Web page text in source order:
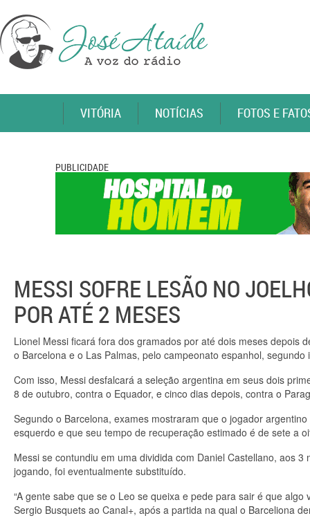
VITÓRIA NOTÍCIAS FOTOS E
PUBLICIDADE
MESSI SOFRE LESÃO NO
POR ATÉ 2 MESES
Lionel Messi ficará fora dos gramados por até dois meses depois
o Barcelona e o Las Palmas, pelo campeonato espanhol,
Com isso, Messi desfalcará a seleção argentina em seus dois
8 de outubro, contra o Equador, e cinco dias depois, contra o
Segundo o Barcelona, exames mostraram que o jogador
esquerdo e que seu tempo de recuperação estimado é de sete a
Messi se contundiu em uma dividida com Daniel Castellano, aos
jogando, foi eventualmente substituído.
“A gente sabe que se o Leo se queixa e pede para sair é que
Sergio Busquets ao Canal+, após a partida na qual o Barceliona